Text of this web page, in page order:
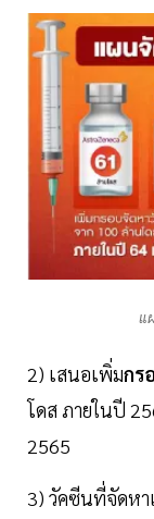
แ
2) เสนอเพิ่มกร
โดส ภายในปี
2565
3) วัคซีนที่จัดหา